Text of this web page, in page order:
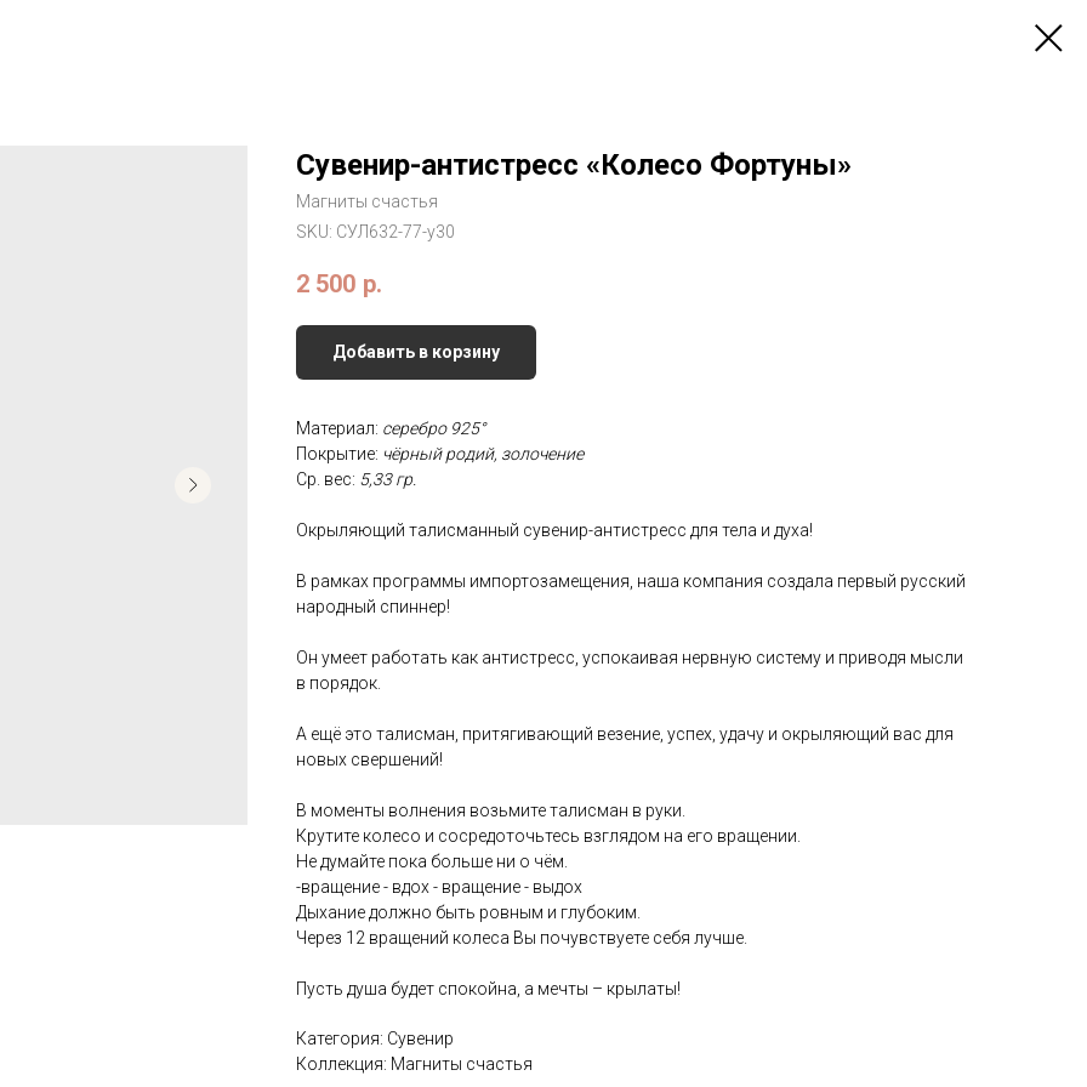
Сувенир-антистресс «Колесо Фортуны»
Магниты счастья
SKU: СУЛ632-77-у30
2 500 р.
Добавить в корзину
Материал: серебро 925°
Покрытие: чёрный родий, золочение
Ср. вес: 5,33 гр.
Окрыляющий талисманный сувенир-антистресс для тела и духа!
В рамках программы импортозамещения, наша компания создала первый русский
народный спиннер!
Он умеет работать как антистресс, успокаивая нервную систему и приводя мысли
в порядок.
А ещё это талисман, притягивающий везение, успех, удачу и окрыляющий вас для
новых свершений!
В моменты волнения возьмите талисман в руки.
Крутите колесо и сосредоточьтесь взглядом на его вращении.
Не думайте пока больше ни о чём.
-вращение - вдох - вращение - выдох
Дыхание должно быть ровным и глубоким.
Через 12 вращений колеса Вы почувствуете себя лучше.
Пусть душа будет спокойна, а мечты – крылаты!
Категория: Сувенир
Коллекция: Магниты счастья